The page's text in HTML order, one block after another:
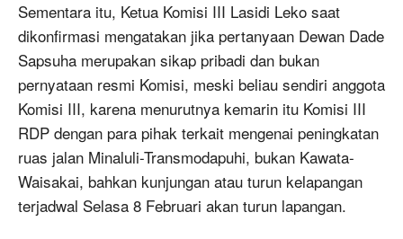
Sementara itu, Ketua Komisi III Lasidi Leko saat
dikonfirmasi mengatakan jika pertanyaan Dewan Dade
Sapsuha merupakan sikap pribadi dan bukan
pernyataan resmi Komisi, meski beliau sendiri anggota
Komisi III, karena menurutnya kemarin itu Komisi III
RDP dengan para pihak terkait mengenai peningkatan
ruas jalan Minaluli-Transmodapuhi, bukan Kawata-
Waisakai, bahkan kunjungan atau turun kelapangan
terjadwal Selasa 8 Februari akan turun lapangan.